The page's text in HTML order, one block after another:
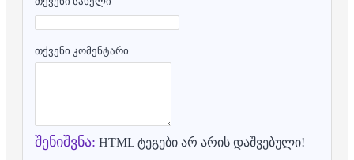
თქვენი კომენტარი
შენიშვნა: HTML ტეგები არ არის დაშვებული!